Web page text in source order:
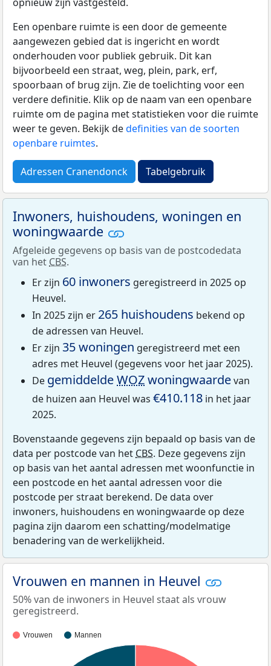
Een openbare ruimte is een door de gemeente
aangewezen gebied dat is ingericht en wordt
onderhouden voor publiek gebruik. Dit kan
bijvoorbeeld een straat, weg, plein, park, erf,
spoorbaan of brug zijn. Zie de toelichting voor een
verdere definitie. Klik op de naam van een openbare
ruimte om de pagina met statistieken voor die ruimte
weer te geven. Bekijk dedefinities van de soorten
openbare ruimtes.
Adressen Cranendonck Tabelgebruik
Inwoners, huishoudens, woningen en
woningwaarde
Afgeleide gegevens op basis van de postcodedata
van het CBS.
Er zijn 60 inwoners geregistreerd in 2025 op
Heuvel.
In 2025 zijn er 265 huishoudens bekend op
de adressen van Heuvel.
Er zijn 35 woningen geregistreerd met een
adres met Heuvel (gegevens voor het jaar 2025).
De gemiddeldeWOZwoningwaardevan
de huizen aan Heuvel was €410.118 in het jaar
2025.
Bovenstaande gegevens zijn bepaald op basis van de
data per postcode van het CBS. Deze gegevens zijn
op basis van het aantal adressen met woonfunctie in
een postcode en het aantal adressen voor die
postcode per straat berekend. De data over
inwoners, huishoudens en woningwaarde op deze
pagina zijn daarom een schatting/modelmatige
benadering van de werkelijkheid.
Vrouwen en mannen in Heuvel
50% van de inwoners in Heuvel staat als vrouw
geregistreerd.
Vrouwen Mannen